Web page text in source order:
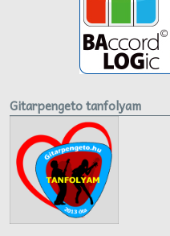
Gitarpengeto tanfolyam